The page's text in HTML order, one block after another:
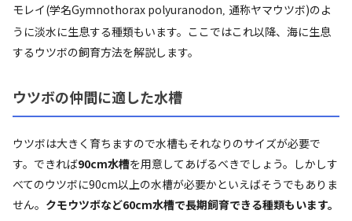
モレイ(学名Gymnothorax polyuranodon 通称ヤマウツボ)のよ
うに淡水に生息する種類もいます。ここではこれ以降、海に生息
するウツボの飼育方法を解説します。
ウツボの仲間に適した水槽
ウツボは大きく育ちますので水槽もそれなりのサイズが必要で
す。できれば90cm水槽を用意してあげるべきでしょう。しかしす
べてのウツボに90cm以上の水槽が必要かといえばそうでもありま
せん。 クモウツボなど60cm水槽で長期飼育できる種類もいます。